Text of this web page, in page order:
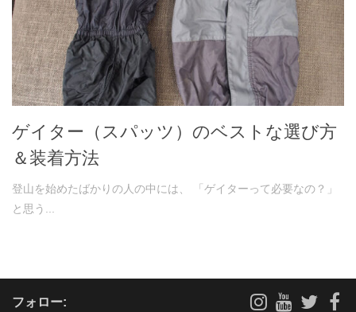
ゲイター（スパッツ）のベストな選び方
＆装着方法
登山を始めたばかりの人の中には、 「ゲイターって必要なの？」
と思う...
フォロー: